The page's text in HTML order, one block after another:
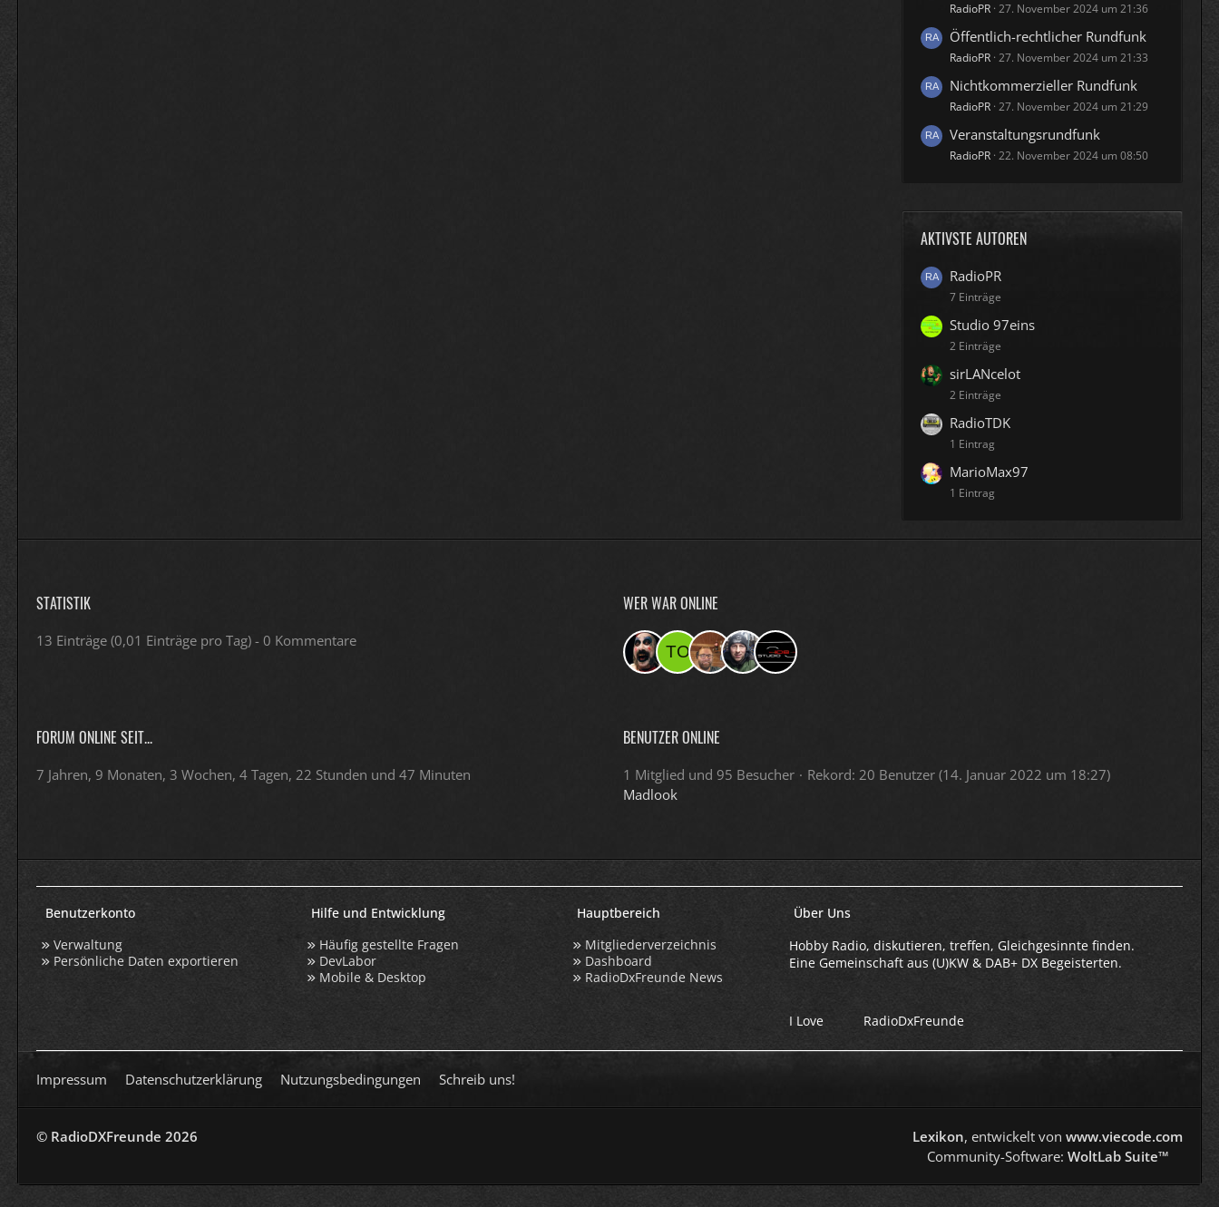
RadioPR 27. November 2024 um 21:36
Öffentlich-rechtlicher Rundfunk
RadioPR 27. November 2024 um 21:33
Nichtkommerzieller Rundfunk
RadioPR 27. November 2024 um 21:29
Veranstaltungsrundfunk
RadioPR 22. November 2024 um 08:50
AKTIVSTE AUTOREN
RadioPR
7 Einträge
Studio 97eins
2 Einträge
sirLANcelot
2 Einträge
RadioTDK
1 Eintrag
MarioMax97
1 Eintrag
STATISTIK
13 Einträge (0,01 Einträge pro Tag) - 0 Kommentare
WER WAR ONLINE
FORUM ONLINE SEIT...
7 Jahren, 9 Monaten, 3 Wochen, 4 Tagen, 22 Stunden und 47 Minuten
BENUTZER ONLINE
1 Mitglied und 95 Besucher Rekord: 20 Benutzer (14. Januar 2022 um 18:27)
Madlook
Benutzerkonto
Verwaltung
Persönliche Daten exportieren
Hilfe und Entwicklung
Häufig gestellte Fragen
DevLabor
Mobile & Desktop
Hauptbereich
Mitgliederverzeichnis
Dashboard
RadioDxFreunde News
Über Uns
Hobby Radio, diskutieren, treffen, Gleichgesinnte finden.
Eine Gemeinschaft aus (U)KW & DAB+ DX Begeisterten.
I Love RadioDxFreunde
Impressum Datenschutzerklärung Nutzungsbedingungen Schreib uns!
© RadioDXFreunde 2026 Lexikon, entwickelt von www.viecode.com
Community-Software: WoltLab Suite™